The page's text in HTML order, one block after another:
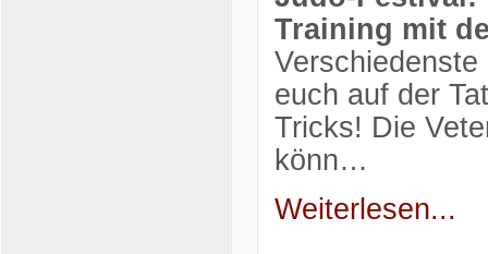
Training mit
euch auf der
Tricks! Die
könn…
Weiterlesen...